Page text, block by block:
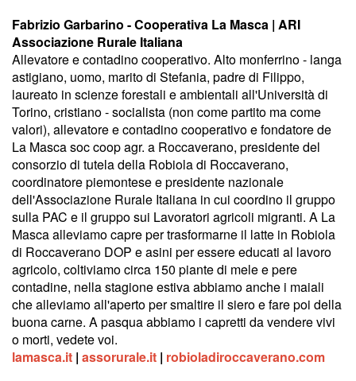
Fabrizio Garbarino - Cooperativa La Masca | ARI
Associazione Rurale Italiana
Allevatore e contadino cooperativo. Alto monferrino - langa
astigiano, uomo, marito di Stefania, padre di Filippo,
laureato in scienze forestali e ambientali all'Università di
Torino, cristiano - socialista (non come partito ma come
valori), allevatore e contadino cooperativo e fondatore de
La Masca soc coop agr. a Roccaverano, presidente del
consorzio di tutela della Robiola di Roccaverano,
coordinatore piemontese e presidente nazionale
dell'Associazione Rurale Italiana in cui coordino il gruppo
sulla PAC e il gruppo sui Lavoratori agricoli migranti. A La
Masca alleviamo capre per trasformarne il latte in Robiola
di Roccaverano DOP e asini per essere educati al lavoro
agricolo, coltiviamo circa 150 piante di mele e pere
contadine, nella stagione estiva abbiamo anche i maiali
che alleviamo all'aperto per smaltire il siero e fare poi della
buona carne. A pasqua abbiamo i capretti da vendere vivi
o morti, vedete voi.
lamasca.it | assorurale.it | robioladiroccaverano.com